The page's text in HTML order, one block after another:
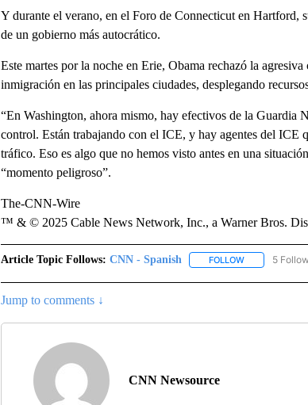
Y durante el verano, en el Foro de Connecticut en Hartford,
de un gobierno más autocrático.
Este martes por la noche en Erie, Obama rechazó la
inmigración en las principales ciudades, desplegando
“En Washington, ahora mismo, hay efectivos de la Guardia
control. Están trabajando con el ICE, y hay agentes del ICE
tráfico. Eso es algo que no hemos visto antes en una
“momento peligroso”.
The-CNN-Wire
™ & © 2025 Cable News Network, Inc., a Warner Bros.
Article Topic Follows: CNN - Spanish FOLLOWFOLLOW "CNN
5
Jump to comments ↓
CNN Newsource